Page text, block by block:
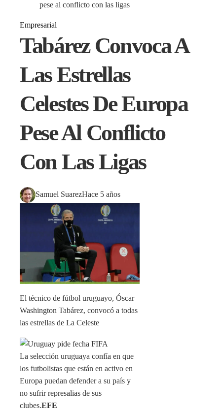
pese al conflicto con las ligas
Empresarial
Tabárez Convoca A
Las Estrellas
Celestes De Europa
Pese Al Conflicto
Con Las Ligas
Samuel SuarezHace 5 años
El técnico de fútbol uruguayo, Óscar
Washington Tabárez, convocó a todas
las estrellas de La Celeste
La selección uruguaya confía en que
los futbolistas que están en activo en
Europa puedan defender a su país y
no sufrir represalias de sus
clubes.EFE